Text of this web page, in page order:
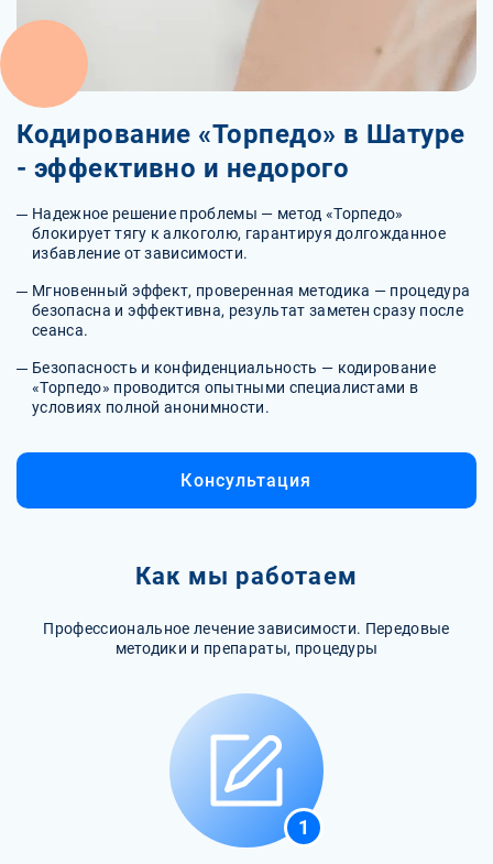
Кодирование «Торпедо» в Шатуре
- эффективно и недорого
Надежное решение проблемы — метод «Торпедо»
блокирует тягу к алкоголю, гарантируя долгожданное
избавление от зависимости.
Мгновенный эффект, проверенная методика — процедура
безопасна и эффективна, результат заметен сразу после
сеанса.
Безопасность и конфиденциальность — кодирование
«Торпедо» проводится опытными специалистами в
условиях полной анонимности.
Консультация
Как мы работаем
Профессиональное лечение зависимости. Передовые
методики и препараты, процедуры
1